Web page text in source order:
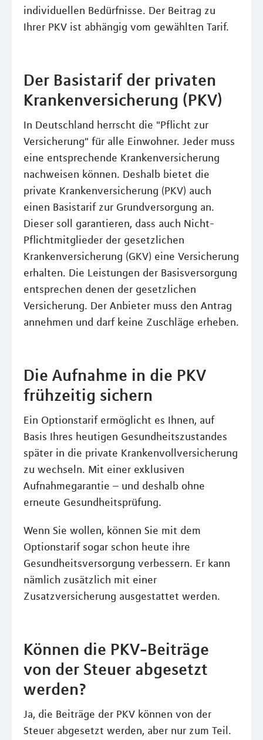
individuellen Bedürfnisse. Der Beitrag zu
Ihrer PKV ist abhängig vom gewählten Tarif.
Der Basistarif der privaten
Krankenversicherung (PKV)
In Deutschland herrscht die "Pflicht zur
Versicherung" für alle Einwohner. Jeder muss
eine entsprechende Krankenversicherung
nachweisen können. Deshalb bietet die
private Krankenversicherung (PKV) auch
einen Basistarif zur Grundversorgung an.
Dieser soll garantieren, dass auch Nicht-
Pflichtmitglieder der gesetzlichen
Krankenversicherung (GKV) eine Versicherung
erhalten. Die Leistungen der Basisversorgung
entsprechen denen der gesetzlichen
Versicherung. Der Anbieter muss den Antrag
annehmen und darf keine Zuschläge erheben.
Die Aufnahme in die PKV
frühzeitig sichern
Ein Optionstarif ermöglicht es Ihnen, auf
Basis Ihres heutigen Gesundheitszustandes
später in die private Krankenvollversicherung
zu wechseln. Mit einer exklusiven
Aufnahmegarantie – und deshalb ohne
erneute Gesundheitsprüfung.
Wenn Sie wollen, können Sie mit dem
Optionstarif sogar schon heute ihre
Gesundheitsversorgung verbessern. Er kann
nämlich zusätzlich mit einer
Zusatzversicherung ausgestattet werden.
Können die PKV-Beiträge
von der Steuer abgesetzt
werden?
Ja, die Beiträge der PKV können von der
Steuer abgesetzt werden, aber nur zum Teil.